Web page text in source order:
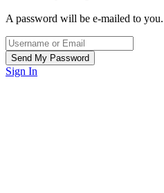
A password will be e-mailed to you.
Sign In